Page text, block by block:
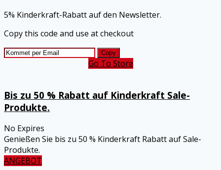
5% Kinderkraft-Rabatt auf den Newsletter.
Copy this code and use at checkout
Copy
Go To Store
Bis zu 50 % Rabatt auf Kinderkraft Sale-
Produkte.
No Expires
Genießen Sie bis zu 50 % Kinderkraft Rabatt auf Sale-
Produkte.
ANGEBOT